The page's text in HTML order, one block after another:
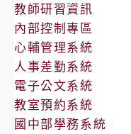
教師研習資訊
內部控制專區
心輔管理系統
人事差勤系統
電子公文系統
教室預約系統
國中部學務系統